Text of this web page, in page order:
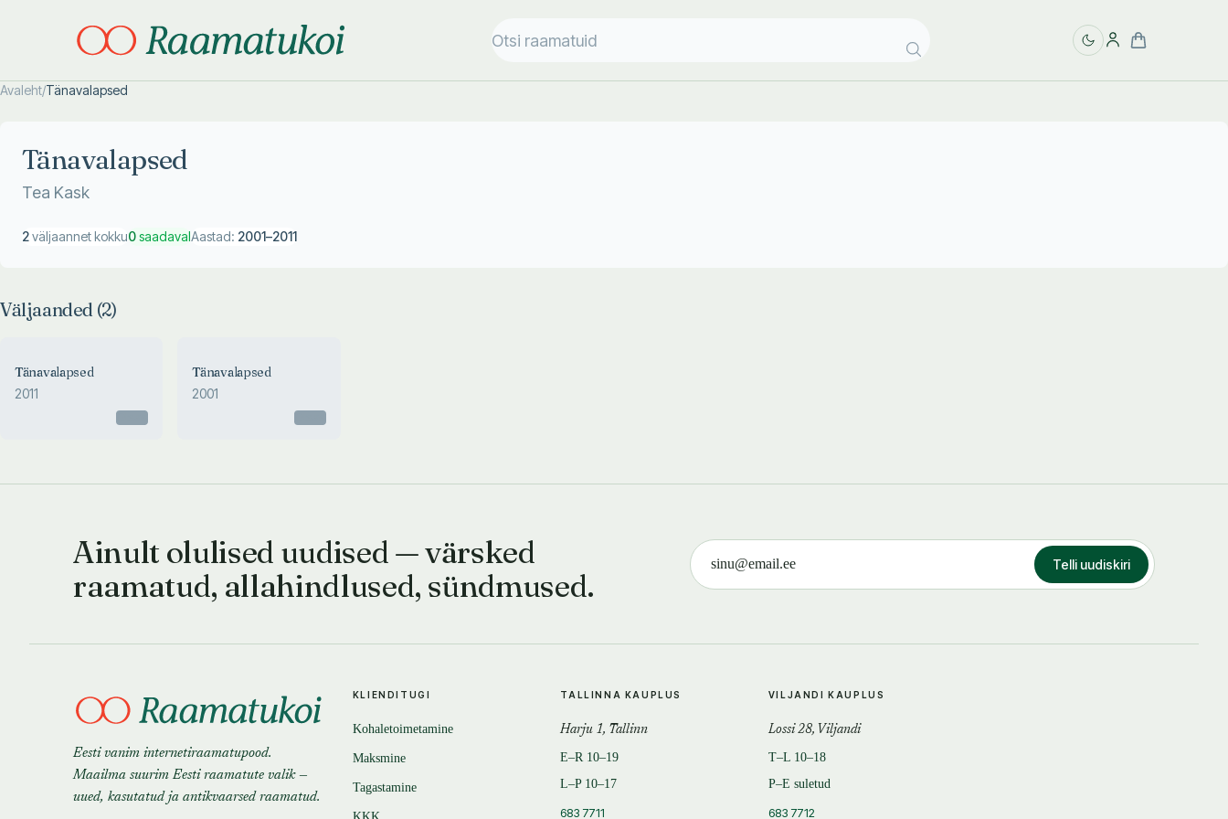
Avaleht/Tänavalapsed
Tänavalapsed
Tea Kask
2väljaannet kokku0saadavalAastad: 2001–2011
Väljaanded (2)
Tänavalapsed
2011
Tänavalapsed
2001
Ainult olulised uudised — värsked
raamatud, allahindlused, sündmused.
Telli uudiskiri
Eesti vanim internetiraamatupood.
Maailma suurim Eesti raamatute valik —
uued, kasutatud ja antikvaarsed raamatud.
KLIENDITUGI
Kohaletoimetamine
Maksmine
Tagastamine
TALLINNA KAUPLUS
Harju 1, Tallinn
E–R 10–19
L–P 10–17
683 7711
VILJANDI KAUPLUS
Lossi 28, Viljandi
T–L 10–18
P–E suletud
683 7712